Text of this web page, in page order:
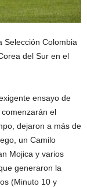
Colombia
del Sur en el
ensayo de
el
dejaron a más de
un Camilo
Mojica y varios
generaron la
(Minuto 10 y